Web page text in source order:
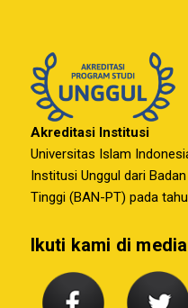
Akreditasi Institusi
Universitas Islam
Institusi Unggul dari
Tinggi (BAN-PT) pada
Ikuti kami di